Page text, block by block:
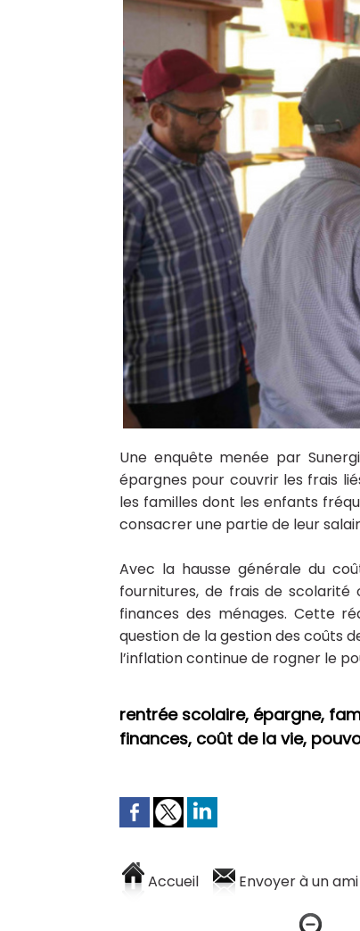
Une enquête menée par
épargnes pour couvrir les frais
les familles dont les enfants
consacrer une partie de leur
Avec la hausse générale du
fournitures, de frais de
finances des ménages. Cette
question de la gestion des coûts
l’inflation continue de rogner le
rentrée scolaire, épargne,
finances, coût de la vie,
Accueil Envoyer à un ami